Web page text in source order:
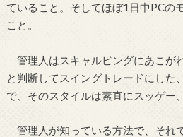
ていること。そしてほぼ1日中PCの
こと。
管理人はスキャルピングにあこが
と判断してスイングトレードにした
で、そのスタイルは素直にスッゲー
管理人が知っている方法で、それ